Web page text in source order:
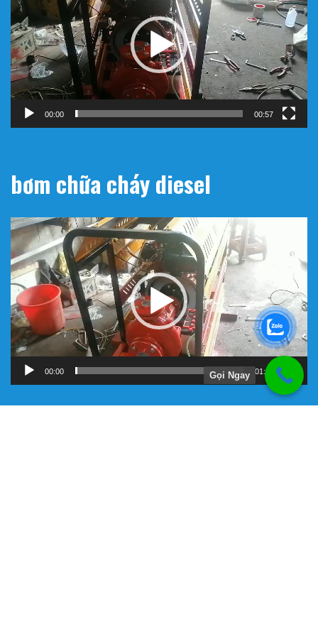
Video
00:00 00:57
bơm chữa cháy diesel
Trình
chơi
Video
00:00 01:11
Gọi Ngay